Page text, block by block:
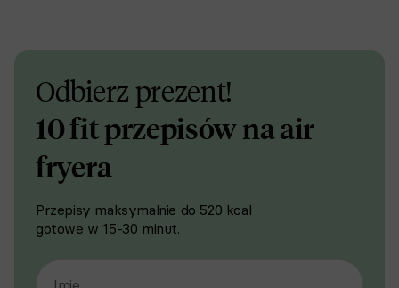
Odbierz prezent!
10 fit przepisów na air
fryera
Przepisy maksymalnie do 520 kcal
gotowe w 15-30 minut.
Imię